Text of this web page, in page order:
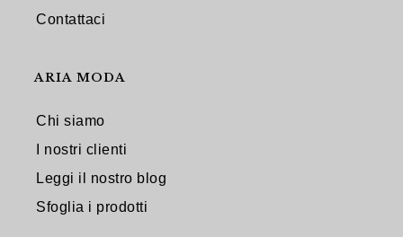
Contattaci
ARIA MODA
Chi siamo
I nostri clienti
Leggi il nostro blog
Sfoglia i prodotti